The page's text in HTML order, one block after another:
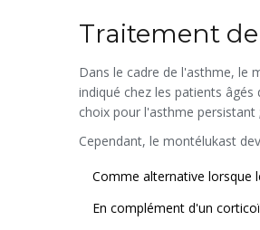
Traitement
Dans le cadre de l'asthme, le
indiqué chez les patients
choix pour l'asthme persistant
Cependant, le montélukast
Comme alternative lorsque
En complément d'un